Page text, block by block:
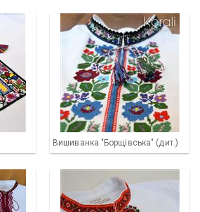
Вишиванка "Борщівська" (дит.)